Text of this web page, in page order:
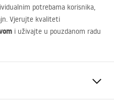
potrebama korisnika,
Vjerujte kvaliteti
i uživajte u pouzdanom radu